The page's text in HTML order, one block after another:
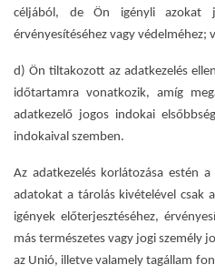
céljából, de Ön igényli azokat
érvényesítéséhez vagy védelméhez;
d) Ön tiltakozott az adatkezelés
időtartamra vonatkozik, amíg
adatkezelő jogos indokai
indokaival szemben.
Az adatkezelés korlátozása estén
adatokat a tárolás kivételével csak
igények előterjesztéséhez,
más természetes vagy jogi személy
az Unió, illetve valamely tagállam